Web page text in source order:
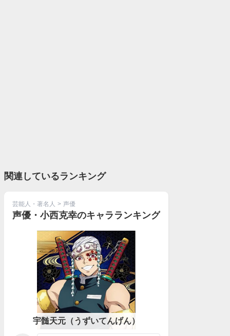
関連しているランキング
芸能人・著名人 > 声優
声優・小西克幸のキャラランキング
宇髄天元（うずいてんげん）